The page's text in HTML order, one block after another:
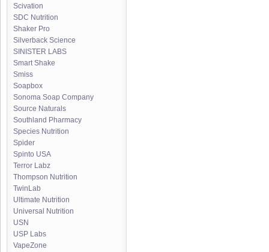
Scivation
SDC Nutrition
Shaker Pro
Silverback Science
SINISTER LABS
Smart Shake
Smiss
Soapbox
Sonoma Soap Company
Source Naturals
Southland Pharmacy
Species Nutrition
Spider
Spinto USA
Terror Labz
Thompson Nutrition
TwinLab
Ultimate Nutrition
Universal Nutrition
USN
USP Labs
VapeZone